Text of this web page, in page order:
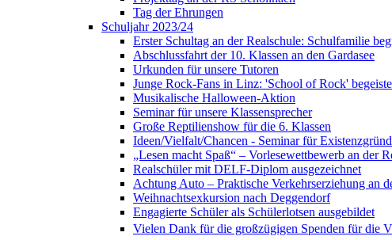
Tag der Ehrungen
Schuljahr 2023/24
Erster Schultag an der Realschule: Schulfamilie
Abschlussfahrt der 10. Klassen an den Gardasee
Urkunden für unsere Tutoren
Junge Rock-Fans in Linz: 'School of Rock'
Musikalische Halloween-Aktion
Seminar für unsere Klassensprecher
Große Reptilienshow für die 6. Klassen
Ideen/Vielfalt/Chancen - Seminar für
„Lesen macht Spaß“ – Vorlesewettbewerb an der
Realschüler mit DELF-Diplom ausgezeichnet
Achtung Auto – Praktische Verkehrserziehung an
Weihnachtsexkursion nach Deggendorf
Engagierte Schüler als Schülerlotsen ausgebildet
Vielen Dank für die großzügigen Spenden für die